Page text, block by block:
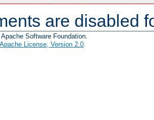
are disabled
Software Foundation.
Apache License, Version 2.0.